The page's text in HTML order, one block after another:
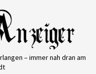
– immer nah dran am